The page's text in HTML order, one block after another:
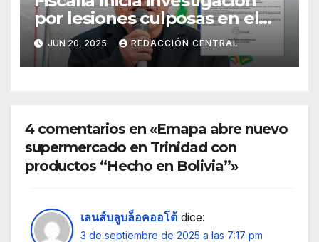
por lesiones culposas en el
caso del gobernador
chuquisaqueño Damián
Condori
JUN 20, 2025 REDACCIÓN CENTRAL
4 comentarios en «Emapa abre nuevo
supermercado en Trinidad con
productos “Hecho en Bolivia”»
เลนส์บลูบล็อคออโต้ dice:
3 de septiembre de 2025 a las 7:17 pm